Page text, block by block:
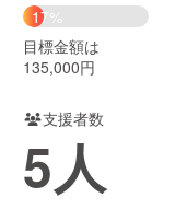
Creation
コミュニティ
17%
目標金額は
135,000円
支援者数
5人